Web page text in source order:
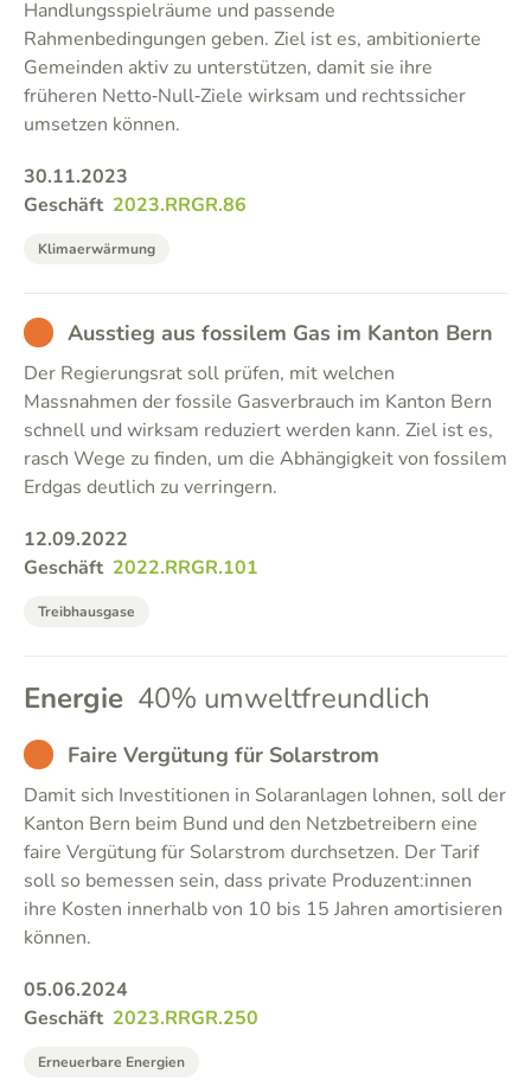
Handlungsspielräume und passende
Rahmenbedingungen geben. Ziel ist es, ambitionierte
Gemeinden aktiv zu unterstützen, damit sie ihre
früheren Netto‑Null‑Ziele wirksam und rechtssicher
umsetzen können.
30.11.2023
Geschäft 2023.RRGR.86
Klimaerwärmung
BADAusstieg aus fossilem Gas im Kanton Bern
Der Regierungsrat soll prüfen, mit welchen
Massnahmen der fossile Gasverbrauch im Kanton Bern
schnell und wirksam reduziert werden kann. Ziel ist es,
rasch Wege zu finden, um die Abhängigkeit von fossilem
Erdgas deutlich zu verringern.
12.09.2022
Geschäft 2022.RRGR.101
Treibhausgase
Energie 40% umweltfreundlich
BAD Faire Vergütung für Solarstrom
Damit sich Investitionen in Solaranlagen lohnen, soll der
Kanton Bern beim Bund und den Netzbetreibern eine
faire Vergütung für Solarstrom durchsetzen. Der Tarif
soll so bemessen sein, dass private Produzent:innen
ihre Kosten innerhalb von 10 bis 15 Jahren amortisieren
können.
05.06.2024
Geschäft 2023.RRGR.250
Erneuerbare Energien